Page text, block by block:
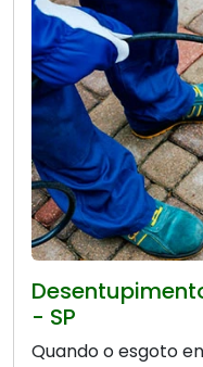
- SP
Quando o esgoto